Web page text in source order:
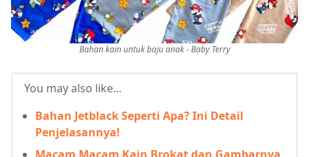
Bahan kain untuk baju anak - Baby Terry
You may also like...
Bahan Jetblack Seperti Apa? Ini Detail
Penjelasannya!